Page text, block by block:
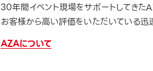
30年間イベント現場をサポートしてきた
お客様から高い評価をいただいている迅
AZAについて